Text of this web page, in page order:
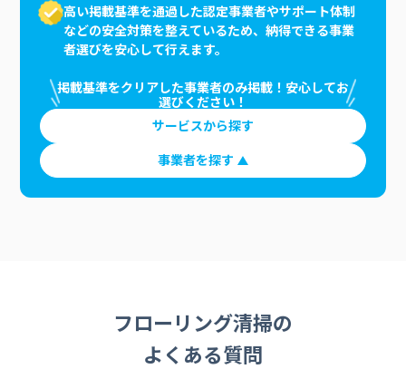
高い掲載基準を通過した認定事業者やサポート体制
などの安全対策を整えているため、納得できる事業
者選びを安心して行えます。
掲載基準をクリアした事業者のみ掲載！安心してお
選びください！
サービスから探す
事業者を探す
フローリング清掃の
よくある質問